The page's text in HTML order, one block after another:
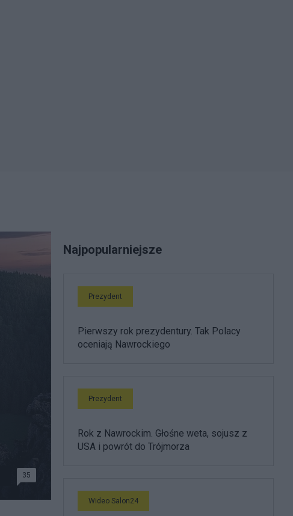
35
Najpopularniejsze
Prezydent
Pierwszy rok prezydentury. Tak Polacy
oceniają Nawrockiego
Prezydent
Rok z Nawrockim. Głośne weta, sojusz z
USA i powrót do Trójmorza
Wideo Salon24